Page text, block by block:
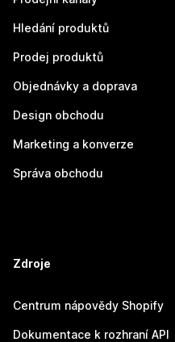
Hledání produktů
Prodej produktů
Objednávky a doprava
Design obchodu
Marketing a konverze
Správa obchodu
Zdroje
Centrum nápovědy Shopify
Dokumentace k rozhraní API